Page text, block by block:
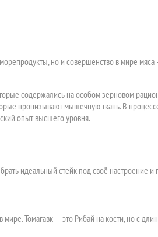
но и совершенство в мире
содержались на особом зерновом
пронизывают мышечную ткань. В
опыт высшего уровня.
идеальный стейк под своё настроение и
Томагавк — это Рибай на кости, но с